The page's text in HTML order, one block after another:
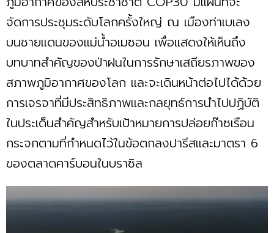
จัดการประชุมระดับโลกครั้งใหญ่ ณ เมืองท่าเบเลง
บนชายแดนของแม่น้ำอเมซอน เพื่อแสดงให้เห็นถึง
บทบาทสำคัญของป่าฝนในการรักษาเสถียรภาพของ
สภาพภูมิอากาศของโลก และจะเดินหน้าต่อไปได้ด้วย
การเจรจาที่มีประสิทธิภาพและกลยุทธ์การนำไปปฏิบัติ
ในประเด็นสำคัญสำหรับเป้าหมายการปล่อยก๊าซเรือน
กระจกตามที่กำหนดไว้ในข้อตกลงปารีสและมาตรา 6
ของตลาดคาร์บอนในบราซิล